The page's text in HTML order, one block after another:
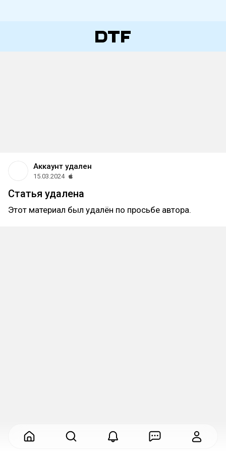
Аккаунт удален
15.03.2024
Статья удалена
Этот материал был удалён по просьбе автора.